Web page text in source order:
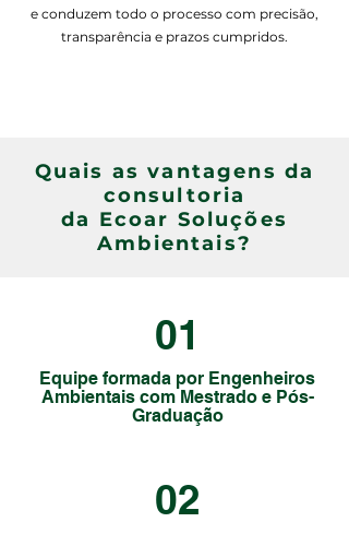
e conduzem todo o processo com precisão,
transparência e prazos cumpridos.
Quais as vantagens da
consultoria
da Ecoar Soluções
Ambientais?
01
Equipe formada por Engenheiros
Ambientais com Mestrado e Pós-
Graduação
02